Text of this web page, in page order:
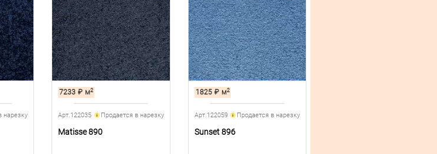
нарезку
7233 ₽ м2
Арт.122035 Продается в нарезку
Matisse 890
1825 ₽ м2
Арт.122059 Продается в нарезку
Sunset 896